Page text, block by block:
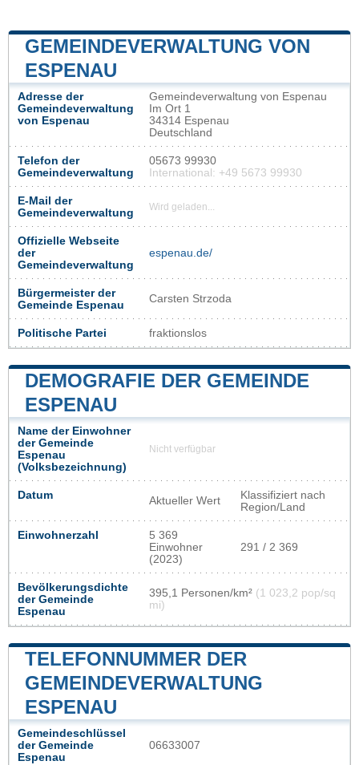
GEMEINDEVERWALTUNG VON
ESPENAU
Adresse der
Gemeindeverwaltung
von Espenau
Gemeindeverwaltung von Espenau
Im Ort 1
34314 Espenau
Deutschland
Telefon der
Gemeindeverwaltung
05673 99930
International: +49 5673 99930
E-Mail der
Gemeindeverwaltung
Wird geladen...
Offizielle Webseite
der
Gemeindeverwaltung
espenau.de/
Bürgermeister der
Gemeinde Espenau
Carsten Strzoda
Politische Partei fraktionslos
DEMOGRAFIE DER GEMEINDE
ESPENAU
Name der Einwohner
der Gemeinde
Espenau
(Volksbezeichnung)
Nicht verfügbar
Datum Aktueller Wert
Klassifiziert nach
Region/Land
Einwohnerzahl
5 369
Einwohner
(2023)
291 / 2 369
Bevölkerungsdichte
der Gemeinde
Espenau
395,1 Personen/km² (1 023,2 pop/sq
mi)
TELEFONNUMMER DER
GEMEINDEVERWALTUNG
ESPENAU
Gemeindeschlüssel
der Gemeinde
Espenau
06633007